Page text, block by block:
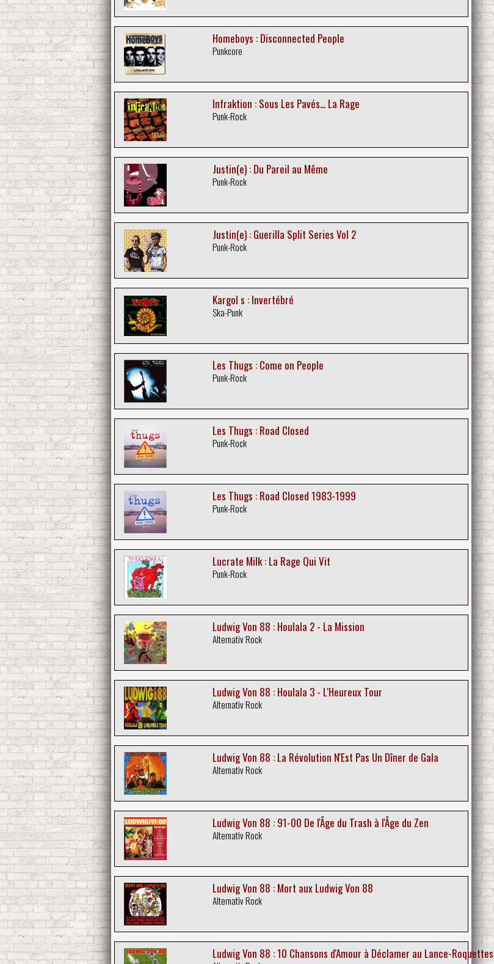
Homeboys : Disconnected People
Punkcore
Infraktion : Sous Les Pavés... La Rage
Punk-Rock
Justin(e) : Du Pareil au Même
Punk-Rock
Justin(e) : Guerilla Split Series Vol 2
Punk-Rock
Kargol s : Invertébré
Ska-Punk
Les Thugs : Come on People
Punk-Rock
Les Thugs : Road Closed
Punk-Rock
Les Thugs : Road Closed 1983-1999
Punk-Rock
Lucrate Milk : La Rage Qui Vit
Punk-Rock
Ludwig Von 88 : Houlala 2 - La Mission
Alternativ Rock
Ludwig Von 88 : Houlala 3 - L'Heureux Tour
Alternativ Rock
Ludwig Von 88 : La Révolution N'Est Pas Un Dîner de Gala
Alternativ Rock
Ludwig Von 88 : 91-00 De l'Âge du Trash à l'Âge du Zen
Alternativ Rock
Ludwig Von 88 : Mort aux Ludwig Von 88
Alternativ Rock
Ludwig Von 88 : 10 Chansons d'Amour à Déclamer au Lance-Roquettes